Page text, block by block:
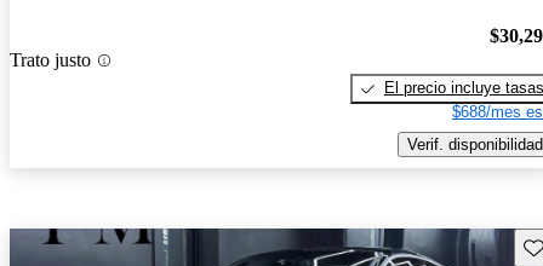
Trato justo
El precio incluye tasas
$688/mes
Verif. disponibilidad